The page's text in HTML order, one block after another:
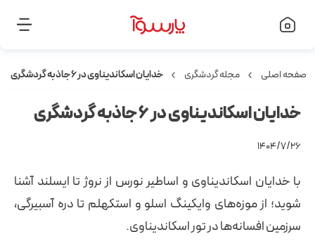
صفحه اصلی مجله گردشگری خدایان اسکاندیناوی در 6 جاذبه گردشگری
خدایان اسکاندیناوی در 6 جاذبه گردشگری
۱۴۰۴/۷/۲۶
با خدایان اسکاندیناوی و اساطیر نورس از نروژ تا ایسلند آشنا
شوید؛ از موزه‌های وایکینگ اسلو و استکهلم تا دره آسبیرگی،
سرزمین افسانه‌ها در تور اسکاندیناوی.